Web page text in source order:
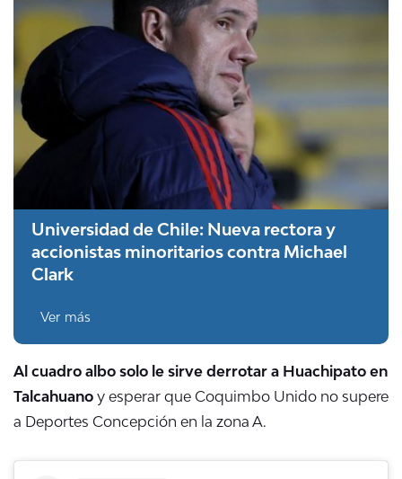
Universidad de Chile: Nueva rectora y
accionistas minoritarios contra Michael
Clark
Ver más
Al cuadro albo solo le sirve derrotar a Huachipato en
Talcahuano y esperar que Coquimbo Unido no supere
a Deportes Concepción en la zona A.